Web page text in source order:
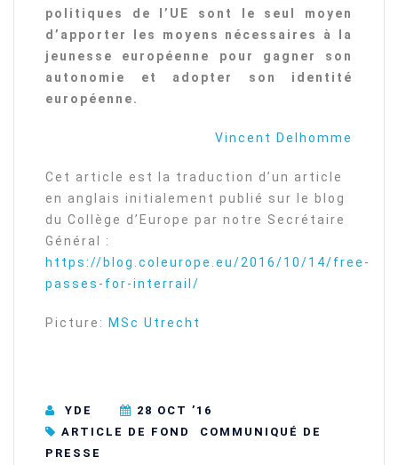
politiques de l’UE sont le seul moyen
d’apporter les moyens nécessaires à la
jeunesse européenne pour gagner son
autonomie et adopter son identité
européenne.
Vincent Delhomme
Cet article est la traduction d’un article
en anglais initialement publié sur le blog
du Collège d’Europe par notre Secrétaire
Général :
https://blog.coleurope.eu/2016/10/14/free-
passes-for-interrail/
Picture: MSc Utrecht
YDE
28 OCT ’16
ARTICLE DE FOND
COMMUNIQUÉ DE
PRESSE